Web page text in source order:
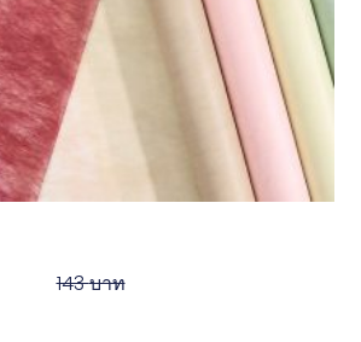
143บาท